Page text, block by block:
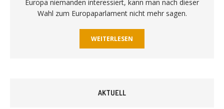
Europa niemanden interessiert, kann man nach dieser
Wahl zum Europaparlament nicht mehr sagen.
WEITERLESEN
AKTUELL